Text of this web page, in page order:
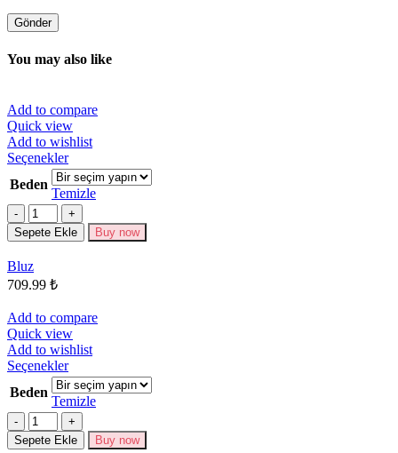
You may also like
Add to compare
Quick view
Add to wishlist
SeçeneklerBu
ürünün
birden
fazla
varyasyonu
var.
Beden
Temizle
Miktar
Sepete Ekle Buy now
Bluz
709.99 ₺
Add to compare
Quick view
Add to wishlist
SeçeneklerBu
ürünün
birden
fazla
varyasyonu
var.
Beden
Temizle
Miktar
Sepete Ekle Buy now